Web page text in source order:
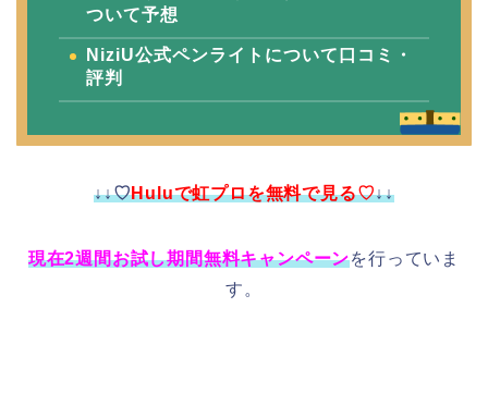
ついて予想
NiziU公式ペンライトについて口コミ・
評判
↓↓♡Huluで虹プロを無料で見る♡↓↓
現在2週間お試し期間無料キャンペーンを行っていま
す。